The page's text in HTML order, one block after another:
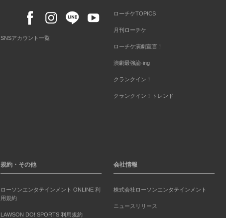
SNSアカウント一覧
ローチケTOPICS
月刊ローチケ
ローチケ演劇宣言！
演劇最強論-ing
クランクイン！
クランクイン！トレンド
規約・その他
ローソンエンタテインメント ONLINE 利
用規約
LAWSON DO! SPORTS 利用規約
会社情報
株式会社ローソンエンタテインメント
ニュースリリース